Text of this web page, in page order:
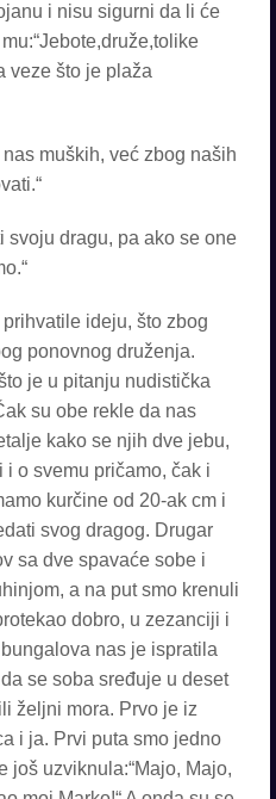
i nisu sigurni da li će
veze što je plaža
muških, već zbog naših
svoju dragu, pa ako se one
ideju, što zbog
ponovnog druženja.
je u pitanju nudistička
su obe rekle da nas
kako se njih dve jebu,
o svemu pričamo, čak i
kurčine od 20-ak cm i
svog dragog. Drugar
sa dve spavaće sobe i
a na put smo krenuli
dobro, u zezanciji i
nas je ispratila
se soba sređuje u deset
željni mora. Prvo je iz
i ja. Prvi puta smo jedno
još uzviknula:“Majo, Majo,